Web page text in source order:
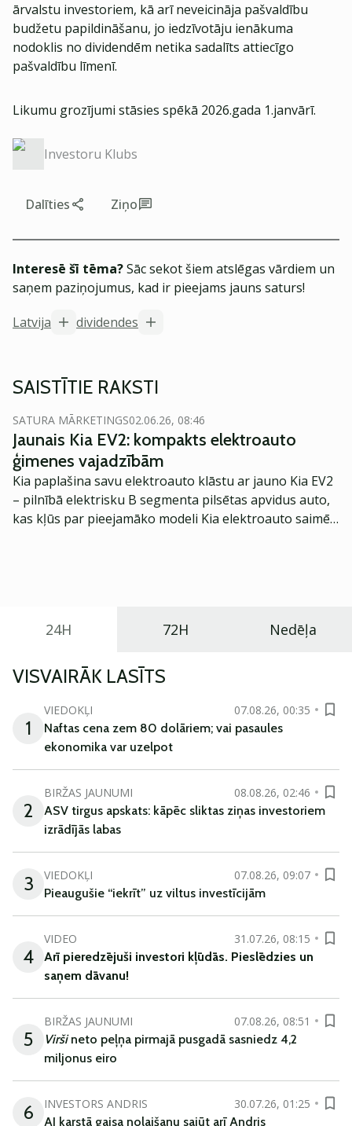
ārvalstu investoriem, kā arī neveicināja pašvaldību
budžetu papildināšanu, jo iedzīvotāju ienākuma
nodoklis no dividendēm netika sadalīts attiecīgo
pašvaldību līmenī.
Likumu grozījumi stāsies spēkā 2026.gada 1.janvārī.
Investoru Klubs
Dalīties Ziņo
Interesē šī tēma?Sāc sekot šiem atslēgas vārdiem un
saņem paziņojumus, kad ir pieejams jauns saturs!
Latvija
dividendes
SAISTĪTIE RAKSTI
SATURA MĀRKETINGS02.06.26, 08:46
Jaunais Kia EV2: kompakts elektroauto
ģimenes vajadzībām
Kia paplašina savu elektroauto klāstu ar jauno Kia EV2
– pilnībā elektrisku B segmenta pilsētas apvidus auto,
kas kļūs par pieejamāko modeli Kia elektroauto saimē
24H 72H Nedēļa
VISVAIRĀK LASĪTS
1
VIEDOKĻI
07.08.26, 00:35
Naftas cena zem 80 dolāriem; vai pasaules
ekonomika var uzelpot
2
BIRŽAS JAUNUMI
08.08.26, 02:46
ASV tirgus apskats: kāpēc sliktas ziņas investoriem
izrādījās labas
3 VIEDOKĻI
07.08.26, 09:07
Pieaugušie “iekrīt” uz viltus investīcijām
4
VIDEO
31.07.26, 08:15
Arī pieredzējuši investori kļūdās. Pieslēdzies un
saņem dāvanu!
5
BIRŽAS JAUNUMI
07.08.26, 08:51
Viršineto peļņa pirmajā pusgadā sasniedz 4,2
miljonus eiro
6 INVESTORS ANDRIS
30.07.26, 01:25
AI karstā gaisa nolaišanu sajūt arī Andris